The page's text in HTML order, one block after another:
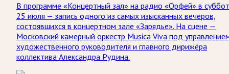
В программе «Концертный зал» на радио «Орфей» в
25 июля — запись одного из самых изысканных вечеров,
состоявшихся в концертном зале «Зарядье». На сцене —
Московский камерный оркестр Musica Viva под
художественного руководителя и главного дирижёра
коллектива Александра Рудина.